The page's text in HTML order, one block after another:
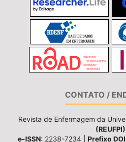
CONTATO /
Revista de Enfermagem da
(REUFPI)
e-ISSN: 2238-7234 | Prefixo DOI